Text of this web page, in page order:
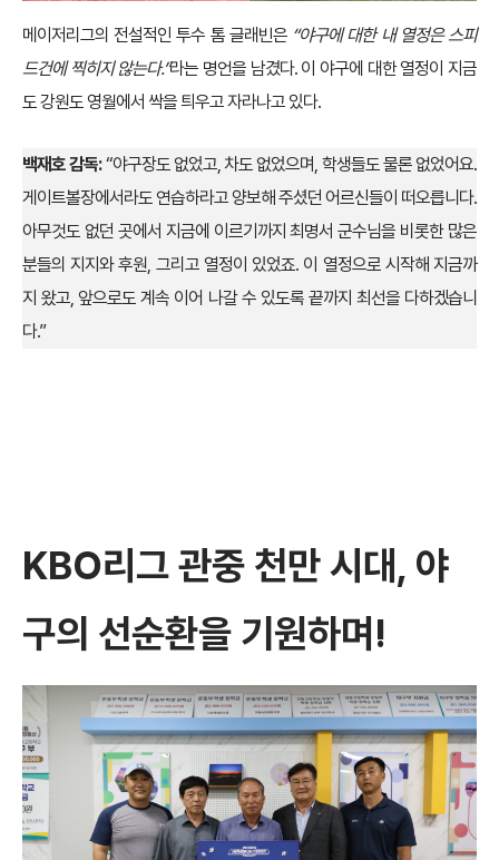
메이저리그의 전설적인 투수 톰 글래빈은 “야구에 대한 내 열정은 스피
드건에 찍히지 않는다.”라는 명언을 남겼다. 이 야구에 대한 열정이 지금
도 강원도 영월에서 싹을 틔우고 자라나고 있다.
백재호 감독:“야구장도 없었고, 차도 없었으며, 학생들도 물론 없었어요.
게이트볼장에서라도 연습하라고 양보해 주셨던 어르신들이 떠오릅니다.
아무것도 없던 곳에서 지금에 이르기까지 최명서 군수님을 비롯한 많은
분들의 지지와 후원, 그리고 열정이 있었죠. 이 열정으로 시작해 지금까
지 왔고, 앞으로도 계속 이어 나갈 수 있도록 끝까지 최선을 다하겠습니
다.”
KBO리그 관중 천만 시대, 야
구의 선순환을 기원하며 !